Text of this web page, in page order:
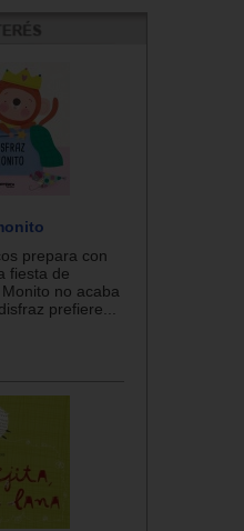
prepara con
fiesta de
no acaba
prefiere...